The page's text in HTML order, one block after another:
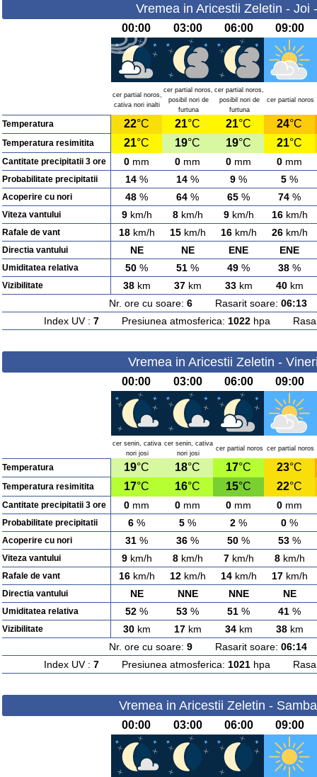
Vremea in Aricestii Zeletin - Joi
00:00 03:00 06:00 09:00
cer partial noros,
cativa nori inalti
cer partial noros,
posibil nori de
furtuna
cer partial noros,
posibil nori de
furtuna
cer partial noros
Temperatura 22°C 21°C 21°C 24°C
Temperatura resimitita 21°C 19°C 19°C 21°C
Cantitate precipitatii 3 ore 0 mm 0 mm 0 mm 0 mm
Probabilitate precipitatii 14 % 14 % 9 % 5 %
Acoperire cu nori 48 % 64 % 65 % 74 %
Viteza vantului 9km/h 8km/h 9km/h 16km/h
Rafale de vant 18km/h 15km/h 16km/h 26km/h
Directia vantului NE NE ENE ENE
Umiditatea relativa 50 % 51 % 49 % 38 %
Vizibilitate 38km 37km 33km 40km
Nr. ore cu soare: 6Rasarit soare: 06:13
Index UV : 7Presiunea atmosferica: 1022hpa
Vremea in Aricestii Zeletin -
00:00 03:00 06:00 09:00
cer senin, cativa
nori josi
cer senin, cativa
nori josi
cer partial noros cer partial noros
Temperatura 19°C 18°C 17°C 23°C
Temperatura resimitita 17°C 16°C 15°C 22°C
Cantitate precipitatii 3 ore 0 mm 0 mm 0 mm 0 mm
Probabilitate precipitatii 6 % 5 % 2 % 0 %
Acoperire cu nori 31 % 36 % 50 % 53 %
Viteza vantului 9km/h 8km/h 7km/h 8km/h
Rafale de vant 16km/h 12km/h 14km/h 17km/h
Directia vantului NE NNE NNE NE
Umiditatea relativa 52 % 53 % 51 % 41 %
Vizibilitate 30km 17km 34km 38km
Nr. ore cu soare: 9Rasarit soare: 06:14
Index UV : 7Presiunea atmosferica: 1021hpa
Vremea in Aricestii Zeletin -
00:00 03:00 06:00 09:00